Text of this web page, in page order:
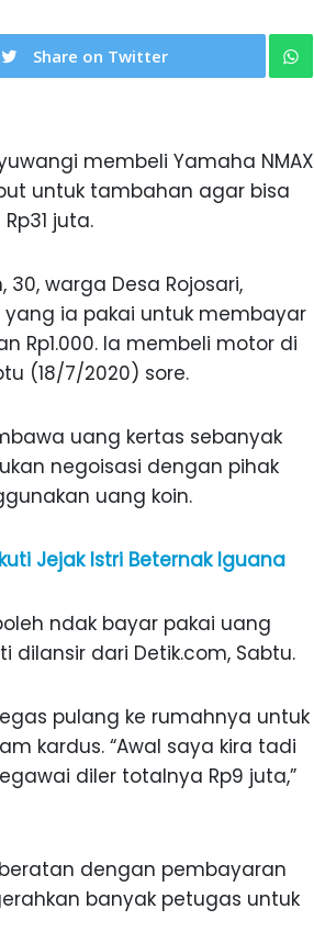
Share on Twitter
membeli Yamaha NMAX
untuk tambahan agar bisa
juta.
warga Desa Rojosari,
yang ia pakai untuk membayar
Rp1.000. Ia membeli motor di
(18/7/2020) sore.
uang kertas sebanyak
negoisasi dengan pihak
uang koin.
Jejak Istri Beternak Iguana
ndak bayar pakai uang
dilansir dari Detik.com, Sabtu.
pulang ke rumahnya untuk
kardus. “Awal saya kira tadi
diler totalnya Rp9 juta,”
dengan pembayaran
banyak petugas untuk